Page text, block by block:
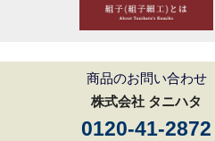
商品のお問い合わせ
株式会社 タニハタ
0120-41-2872